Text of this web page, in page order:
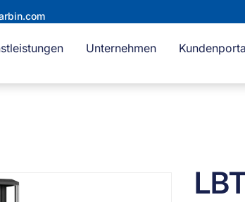
Unternehmen